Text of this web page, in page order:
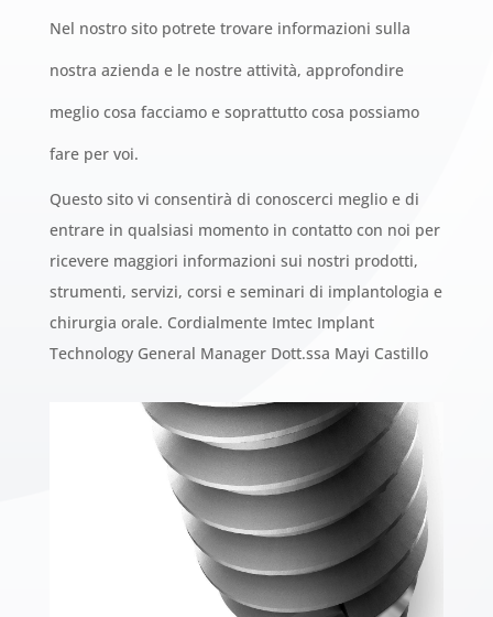
Nel nostro sito potrete trovare informazioni sulla
nostra azienda e le nostre attività, approfondire
meglio cosa facciamo e soprattutto cosa possiamo
fare per voi.
Questo sito vi consentirà di conoscerci meglio e di
entrare in qualsiasi momento in contatto con noi per
ricevere maggiori informazioni sui nostri prodotti,
strumenti, servizi, corsi e seminari di implantologia e
chirurgia orale. Cordialmente Imtec Implant
Technology General Manager Dott.ssa Mayi Castillo